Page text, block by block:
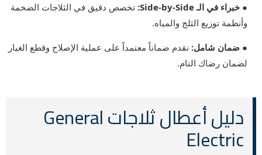
● خبراء في الـ Side-by-Side:
تخصص دقيق في الثلاجات الضخمة
وأنظمة توزيع الثلج والمياه.
● ضمان شامل: نقدم ضماناً معتمداً على عملية الإصلاح وقطع الغيار
لضمان رضاك التام.
دليل أعطال ثلاجات General
Electric